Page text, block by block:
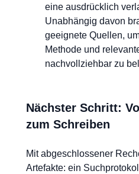
eine ausdrücklich
Unabhängig davon
geeignete Quellen,
Methode und
nachvollziehbar zu
Nächster Schritt:
zum Schreiben
Mit abgeschlossener
Artefakte: ein